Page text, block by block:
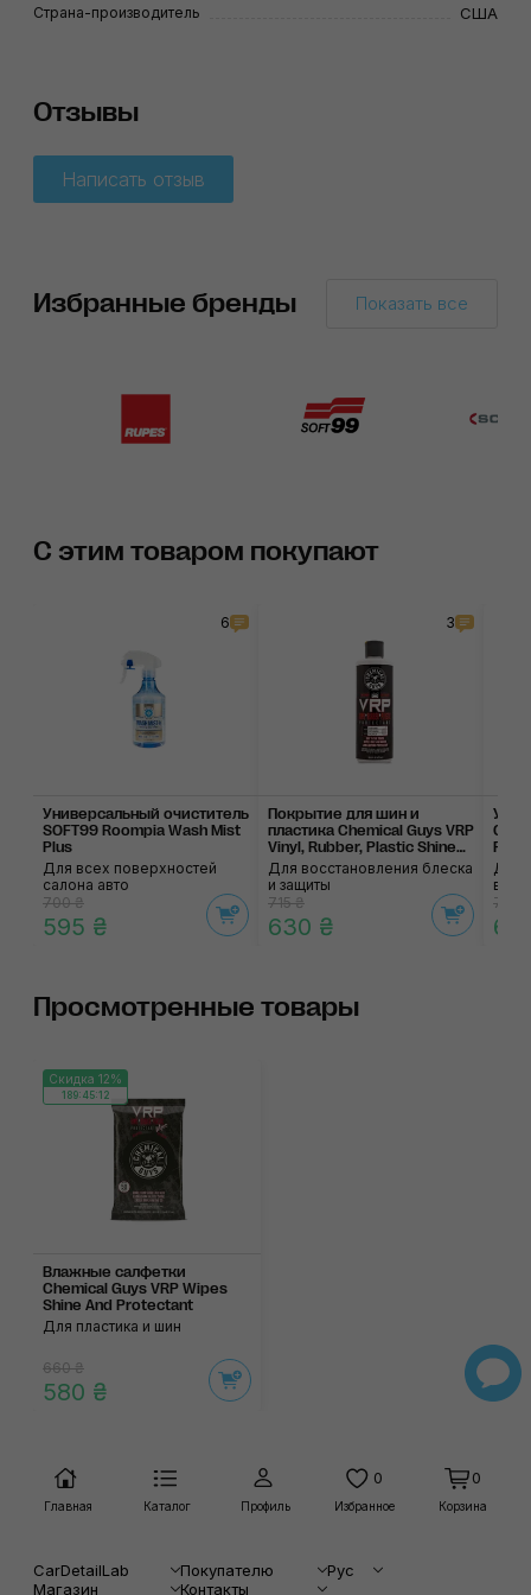
Страна-производитель США
Отзывы
Написать отзыв
Избранные бренды Показать все
С этим товаром покупают
6
Универсальный очис­титель
SOFT99 Roompia Wash Mist
Plus
Для всех поверхностей
салона авто
700 ₴
595 ₴
3
Покрытие для шин и
пластика Chemical Guys VRP
Vinyl, Rubber, Plastic Shine
And Protectant
Для восстановления блеска
и защиты
715 ₴
630 ₴
Для
715 ₴
Просмотренные товары
Скидка 12%
189:45:12
Влажные салфетки
Chemical Guys VRP Wipes
Shine And Protectant
Для пластика и шин
660 ₴
580 ₴
Главная Каталог Профиль
0
Избранное
0
Корзина
CarDetailLab Покупателю
Рус
Магазин
Контакты